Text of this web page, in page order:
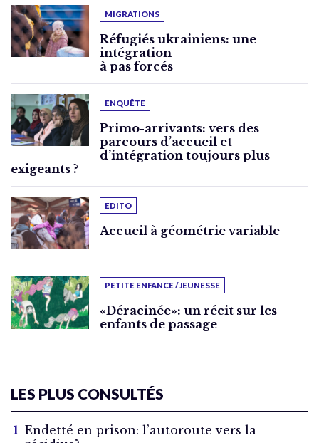
MIGRATIONS
Réfugiés ukrainiens: une
intégration
à pas forcés
ENQUÊTE
Primo-arrivants: vers des
parcours d’accueil et
d’intégration toujours plus
exigeants ?
EDITO
Accueil à géométrie variable
PETITE ENFANCE / JEUNESSE
«Déracinée»: un récit sur les
enfants de passage
LES PLUS CONSULTÉS
Endetté en prison: l’autoroute vers la